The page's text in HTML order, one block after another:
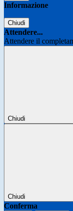
Informazione
Chiudi
Attendere...
Attendere il
Chiudi
Chiudi
Conferma